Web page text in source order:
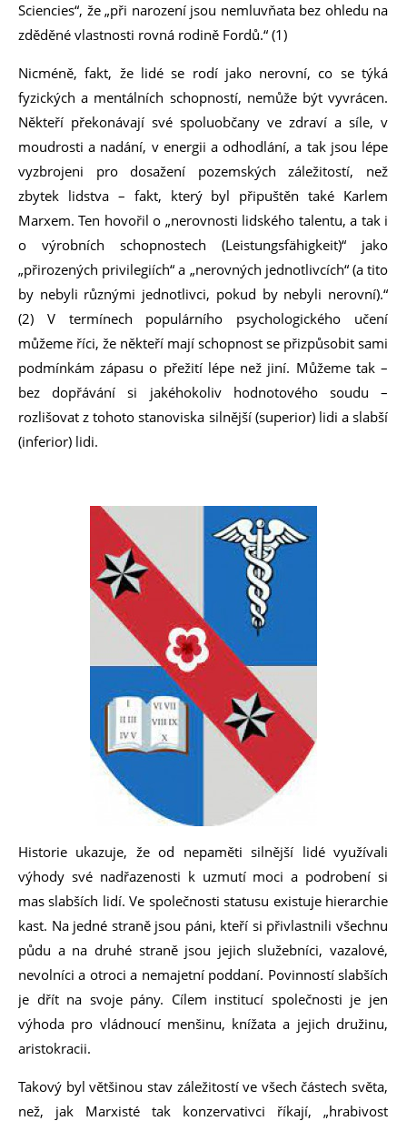
Sciencies“, že „při narození jsou nemluvňata bez ohledu na
zděděné vlastnosti rovná rodině Fordů.“ (1)
Nicméně, fakt, že lidé se rodí jako nerovní, co se týká
fyzických a mentálních schopností, nemůže být vyvrácen.
Někteří překonávají své spoluobčany ve zdraví a síle, v
moudrosti a nadání, v energii a odhodlání, a tak jsou lépe
vyzbrojeni pro dosažení pozemských záležitostí, než
zbytek lidstva – fakt, který byl připuštěn také Karlem
Marxem. Ten hovořil o „nerovnosti lidského talentu, a tak i
o výrobních schopnostech (Leistungsfähigkeit)“ jako
„přirozených privilegiích“ a „nerovných jednotlivcích“ (a tito
by nebyli různými jednotlivci, pokud by nebyli nerovní).“
(2) V termínech populárního psychologického učení
můžeme říci, že někteří mají schopnost se přizpůsobit sami
podmínkám zápasu o přežití lépe než jiní. Můžeme tak –
bez dopřávání si jakéhokoliv hodnotového soudu –
rozlišovat z tohoto stanoviska silnější (superior) lidi a slabší
(inferior) lidi.
Historie ukazuje, že od nepaměti silnější lidé využívali
výhody své nadřazenosti k uzmutí moci a podrobení si
mas slabších lidí. Ve společnosti statusu existuje hierarchie
kast. Na jedné straně jsou páni, kteří si přivlastnili všechnu
půdu a na druhé straně jsou jejich služebníci, vazalové,
nevolníci a otroci a nemajetní poddaní. Povinností slabších
je dřít na svoje pány. Cílem institucí společnosti je jen
výhoda pro vládnoucí menšinu, knížata a jejich družinu,
aristokracii.
Takový byl většinou stav záležitostí ve všech částech světa,
než, jak Marxisté tak konzervativci říkají, „hrabivost